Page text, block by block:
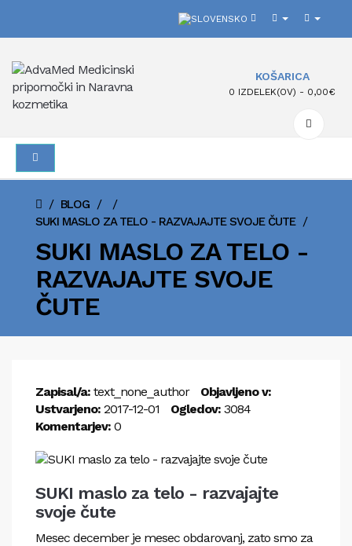
KOŠARICA
0 IZDELEK(OV) - 0,00€
/ BLOG / /
SUKI MASLO ZA TELO - RAZVAJAJTE SVOJE ČUTE /
SUKI MASLO ZA TELO -
RAZVAJAJTE SVOJE
ČUTE
Zapisal/a: text_none_author
Objavljeno v:
Ustvarjeno: 2017-12-01 Ogledov: 3084
Komentarjev: 0
SUKI maslo za telo - razvajajte
svoje čute
Mesec december je mesec obdarovanj, zato smo za